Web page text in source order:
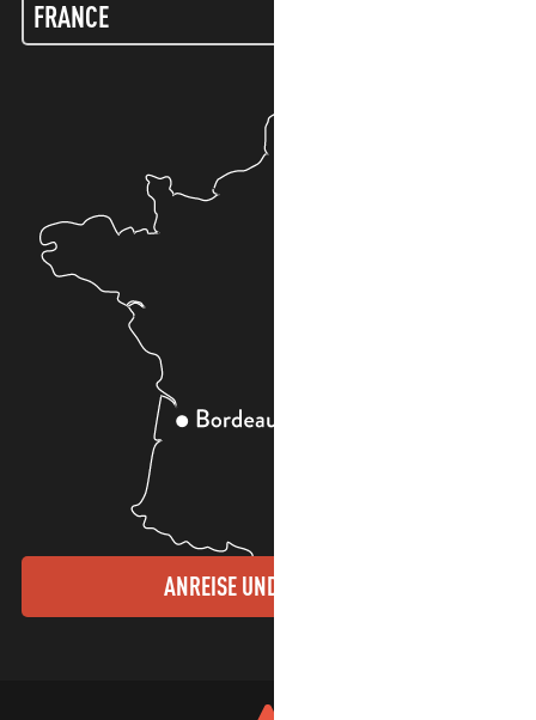
ANREISE UND KONTAKTE